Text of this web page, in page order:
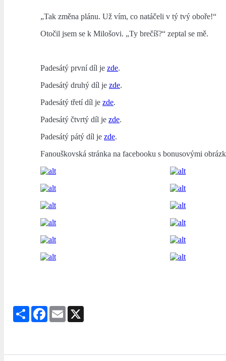
„Tak změna plánu. Už vím, co natáčeli v tý tvý oboře!“
Otočil jsem se k Milošovi. „Ty brečíš?“ zeptal se mě.
Padesátý první díl je zde.
Padesátý druhý díl je zde.
Padesátý třetí díl je zde.
Padesátý čtvrtý díl je zde.
Padesátý pátý díl je zde.
Fanouškovská stránka na facebooku s bonusovými
Share Facebook
Email